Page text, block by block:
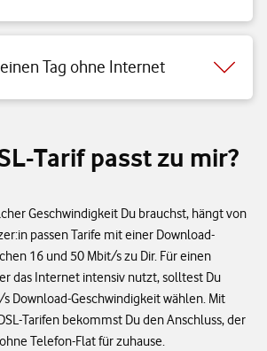
Tag ohne Internet
Tarif passt zu mir?
Geschwindigkeit Du brauchst, hängt von
passen Tarife mit einer Download-
16 und 50 Mbit/s zu Dir. Für einen
das Internet intensiv nutzt, solltest Du
Download-Geschwindigkeit wählen. Mit
Tarifen bekommst Du den Anschluss, der
Telefon-Flat für zuhause.